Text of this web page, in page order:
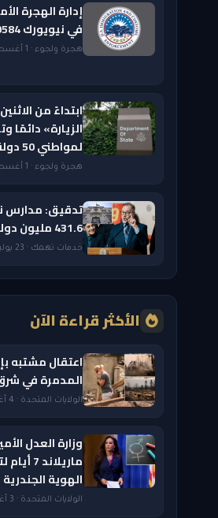
إدارة الهجرة
في نيويورك 470584 دولاراً
هجرة ولجوء · 1 أغسطس 2026 — 7:10 PM
ابتداءً من
لمواطني 50 دولة
هجرة ولجوء · 1 أغسطس 2026 — 9:23 AM
تدقيق: مدارس
431.6 مليون دولار من «ميديكيد
خدمات تهمك · 23 يوليو 2026 — 9:06 PM
الأكثر قراءة الآن
اعتقال مشتبه
المدمرة في
الولايات المتحدة · 4 أغسطس 2026 — 2:20 AM
وزارة العدل
الهوية
الولايات المتحدة · 3 أغسطس 2026 — 11:05 PM